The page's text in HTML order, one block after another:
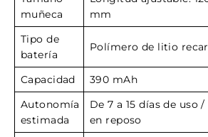
muñeca
mm
Tipo de
batería
Polímero de litio
Capacidad
390 mAh
Autonomía
estimada
De 7 a 15 días de uso
en reposo